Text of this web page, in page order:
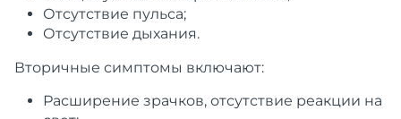
Отсутствие пульса;
Отсутствие дыхания.
Вторичные симптомы включают:
Расширение зрачков, отсутствие реакции на